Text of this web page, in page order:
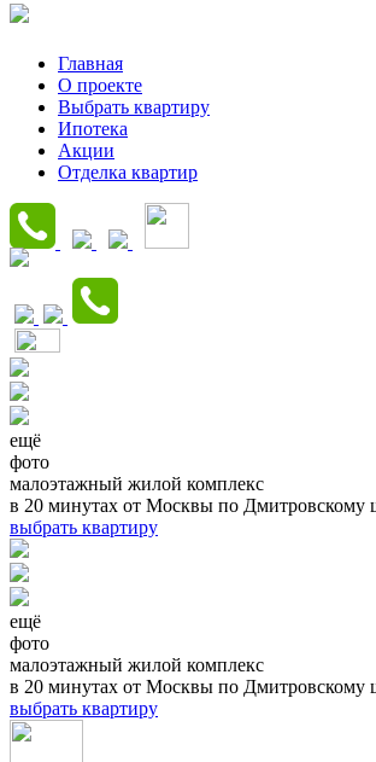
Главная
О проекте
Выбрать квартиру
Ипотека
Акции
Отделка квартир
ещё
фото
малоэтажный жилой комплекс
в 20 минутах от Москвы по Дмитровскому
выбрать квартиру
ещё
фото
малоэтажный жилой комплекс
в 20 минутах от Москвы по Дмитровскому
выбрать квартиру